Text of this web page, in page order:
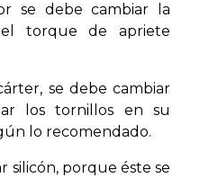
se debe cambiar la
torque de apriete
se debe cambiar
los tornillos en su
lo recomendado.
silicón, porque éste se